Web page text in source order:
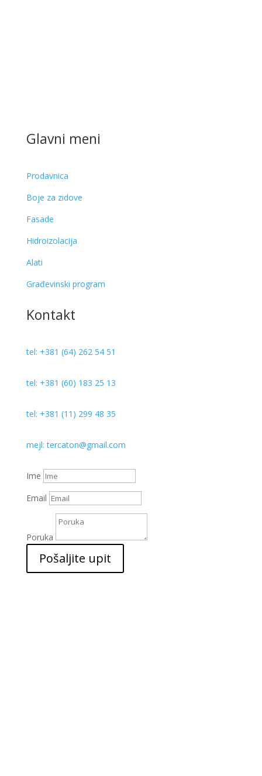
Glavni meni
Prodavnica
Boje za zidove
Fasade
Hidroizolacija
Alati
Građevinski program
Kontakt
tel: +381 (64) 262 54 51
tel: +381 (60) 183 25 13
tel: +381 (11) 299 48 35
mejl: tercaton@gmail.com
Ime
Email
Poruka
Pošaljite upit